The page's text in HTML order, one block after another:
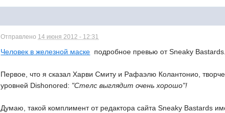
Отправлено 14 июня 2012 - 12:31
Человек в железной маске  подробное превью от Sneaky Bastards.
Первое, что я сказал Харви Смиту и Рафаэлю Колантонио,
уровней Dishonored: "Стелс выглядит очень хорошо"!
Думаю, такой комплимент от редактора сайта Sneaky Bastards